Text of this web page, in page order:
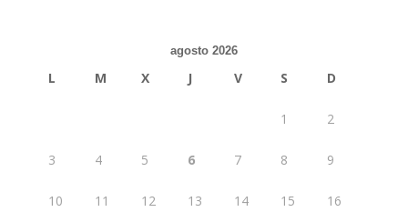
agosto 2026
L M X J V S D
1 2
3 4 5 6 7 8 9
10 11 12 13 14 15 16